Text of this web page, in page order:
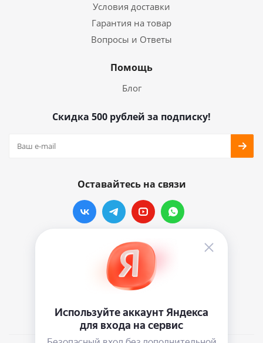
Условия доставки
Гарантия на товар
Вопросы и Ответы
Помощь
Блог
Скидка 500 рублей за подписку!
Оставайтесь на связи
Наши контакты
info@vinylmarkt.ru